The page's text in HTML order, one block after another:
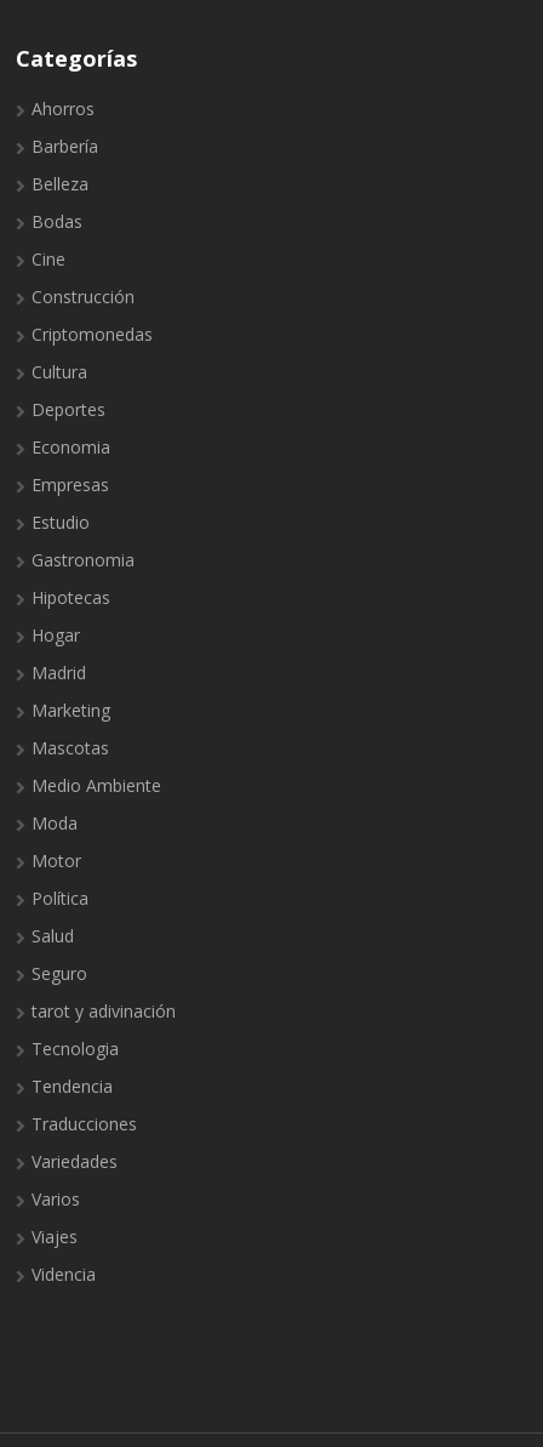
Categorías
Ahorros
Barbería
Belleza
Bodas
Cine
Construcción
Criptomonedas
Cultura
Deportes
Economia
Empresas
Estudio
Gastronomia
Hipotecas
Hogar
Madrid
Marketing
Mascotas
Medio Ambiente
Moda
Motor
Política
Salud
Seguro
tarot y adivinación
Tecnologia
Tendencia
Traducciones
Variedades
Varios
Viajes
Videncia